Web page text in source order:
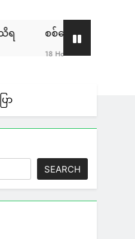
ော်မရှင်နဲ့ ဆွေးနွေးခဲ့တဲ့ ဖြစ်စ
ာ
SEARCH